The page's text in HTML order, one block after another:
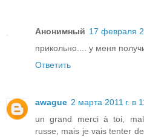
Анонимный 17 февраля
прикольно.... у меня
Ответить
awague 2 марта 2011 г. в
un grand merci à toi,
russe, mais je vais tenter